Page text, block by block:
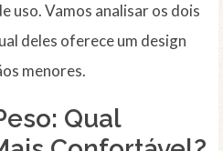
uso. Vamos analisar os dois
deles oferece um design
menores.
Qual